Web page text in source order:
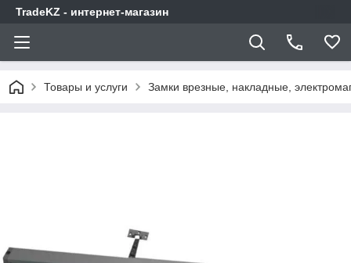
TradeKZ - интернет-магазин
Товары и услуги Замки врезные, накладные,